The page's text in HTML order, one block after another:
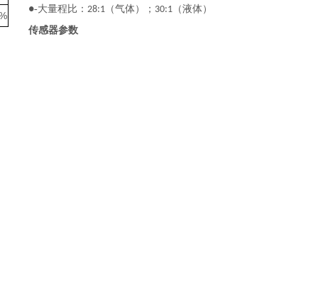
●-大量程比： 28:1 （气体）； 30:1 （液体）
传感器参数